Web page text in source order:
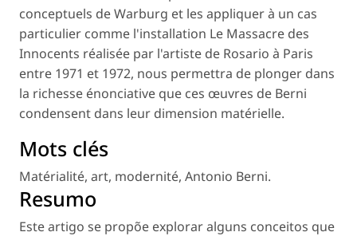
conceptuels de Warburg et les appliquer à un cas
particulier comme l'installation Le Massacre des
Innocents réalisée par l'artiste de Rosario à Paris
entre 1971 et 1972, nous permettra de plonger dans
la richesse énonciative que ces œuvres de Berni
condensent dans leur dimension matérielle.
Mots clés
Matérialité, art, modernité, Antonio Berni.
Resumo
Este artigo se propõe explorar alguns conceitos que